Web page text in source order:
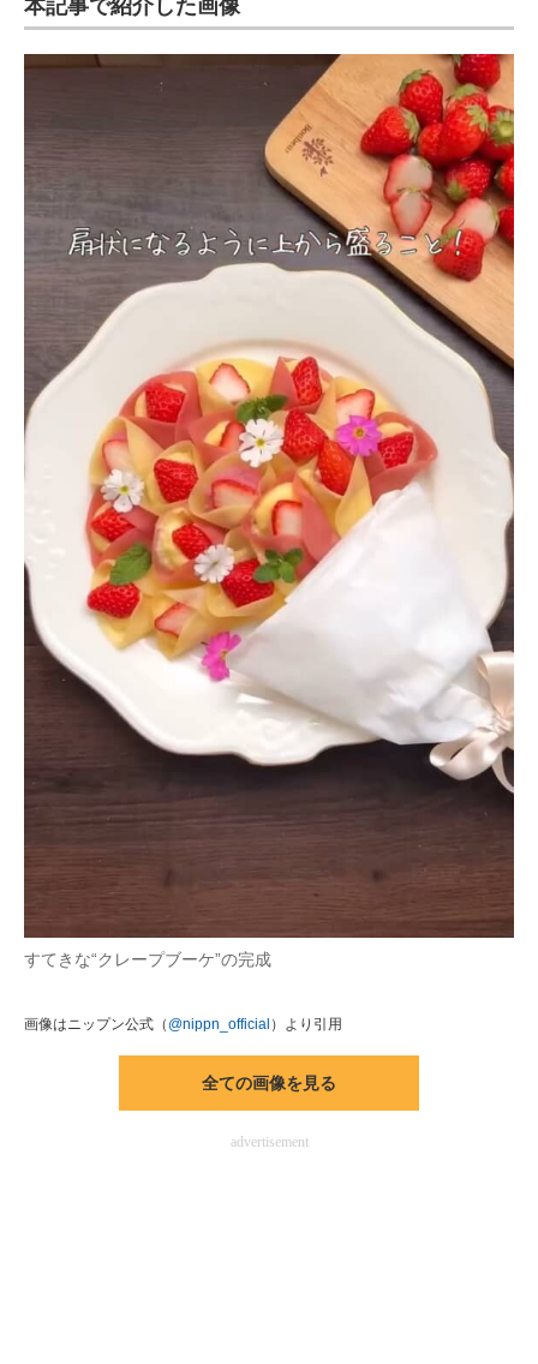
製造業のIT導入・活用を支援
モノづくり技術者専門サイト
エレクトロニクス専門サイト
電子設計の基本と応用
エネルギーの専門メディア
建設×テクノロジーの最前線
ちょっと気になるネットの話題
本記事で紹介した画像
すてきな“クレープブーケ”の完成
画像はニップン公式（ @nippn_official ）より引用
全ての画像を見る
advertisement